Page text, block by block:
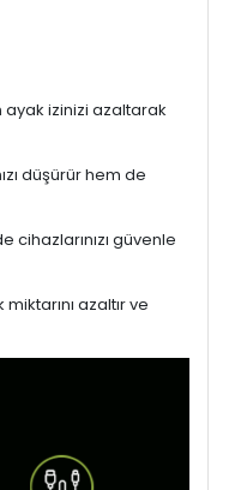
izinizi azaltarak
düşürür hem de
güvenle
azaltır ve